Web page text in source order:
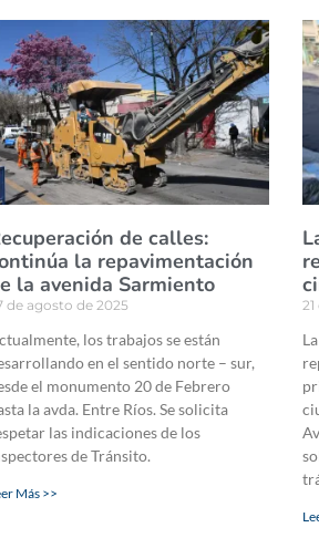
de calles:
la repavimentación
la avenida Sarmiento
de agosto de 2025
los trabajos se están
en el sentido norte – sur,
el monumento 20 de Febrero
la avda. Entre Ríos. Se solicita
las indicaciones de los
de Tránsito.
Más >>